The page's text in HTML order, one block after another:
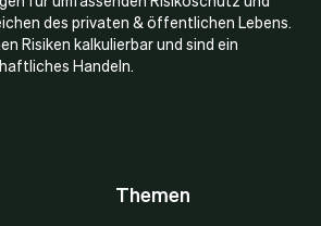
des privaten & öffentlichen Lebens.
Risiken kalkulierbar und sind ein
Handeln.
Themen